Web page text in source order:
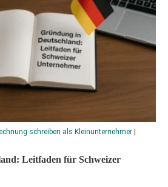
schreiben als Kleinunternehmer |
Leitfaden für Schweizer